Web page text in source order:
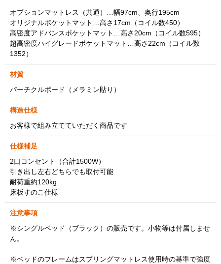
オプションマットレス（共通）…幅97cm、奥行195cm
オリジナルポケットマット…高さ17cm（コイル数450）
高密度アドバンスポケットマット…高さ20cm（コイル数595）
超高密度ハイグレードポケットマット…高さ22cm（コイル数
1352）
材質
パーチクルボード（メラミン貼り）
構造仕様
お客様で組み立てていただく商品です
仕様補足
2口コンセント（合計1500W）
引き出し左右どちらでも取付可能
耐荷重約120kg
床板すのこ仕様
注意事項
※シングルベッド（ブラック）の販売です。小物等は付属しませ
ん。
※ベッドのフレームはスプリングマットレス使用時の基準で強度